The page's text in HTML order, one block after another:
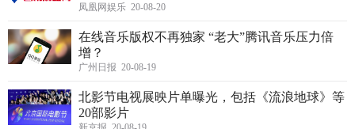
凤凰网娱乐 20-08-20
在线音乐版权不再独家 “老大”腾讯音乐压力倍
增？
广州日报 20-08-19
北影节电视展映片单曝光，包括《流浪地球》等
20部影片